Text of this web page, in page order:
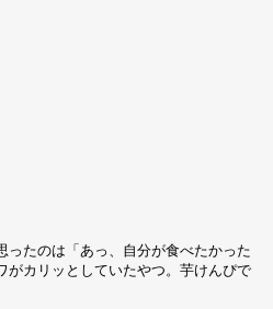
ったのは「あっ、自分が食べたかった
がカリッとしていたやつ。芋けんぴで